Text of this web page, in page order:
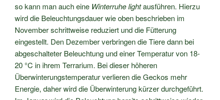
so kann man auch eine Winterruhe lightausführen. Hierzu
wird die Beleuchtungsdauer wie oben beschrieben im
November schrittweise reduziert und die Fütterung
eingestellt. Den Dezember verbringen die Tiere dann bei
abgeschalteter Beleuchtung und einer Temperatur von 18-
20 °C in ihrem Terrarium. Bei dieser höheren
Überwinterungstemperatur verlieren die Geckos mehr
Energie, daher wird die Überwinterung kürzer durchgeführt.